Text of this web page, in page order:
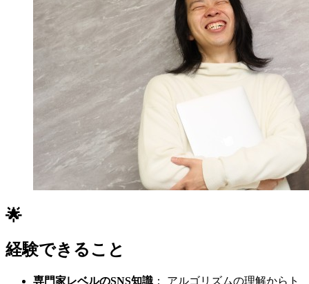
🌟
経験できること
専門家レベルのSNS知識 ： アルゴリズムの理解からト